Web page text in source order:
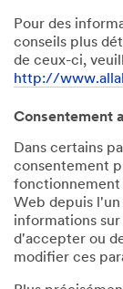
Pour des
conseils plus
de ceux-ci,
http://
Consentement
Dans certains
consentement
fonctionnement
Web depuis l'un
informations
d'accepter ou
modifier ces